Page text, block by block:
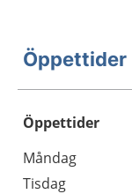
Öppettider
Öppettider
Dag
Öppettider
Kommentarer
Måndag
Tisdag